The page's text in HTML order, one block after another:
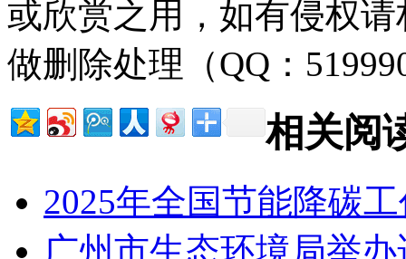
或欣赏之用，如有侵权
做删除处理（QQ：
相关阅
2025年全国节能降碳
广州市生态环境局举